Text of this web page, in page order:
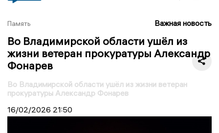
Память Важная новость
Во Владимирской области ушёл из
жизни ветеран прокуратуры Александр
Фонарев
Во Владимирской области ушёл из жизни ветеран
прокуратуры Александр Фонарев
16/02/2026 21:50